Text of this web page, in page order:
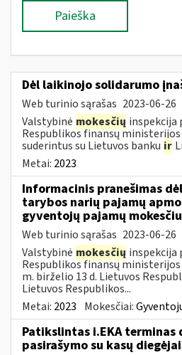
Paieška
Dėl laikinojo solidarumo
Web turinio sąrašas 2023-06-26
Valstybinė mokesčių inspekcija
Respublikos finansų
suderintus su Lietuvos banku ir
Metai: 2023
Informacinis pranešimas
tarybos narių pajamų
gyventojų pajamų mokesčiu
Web turinio sąrašas 2023-06-26
Valstybinė mokesčių inspekcija
Respublikos finansų
m. birželio 13 d. Lietuvos
Lietuvos Respublikos...
Metai: 2023 Mokesčiai:
Patikslintas i.EKA terminas
pasirašymo su kasų